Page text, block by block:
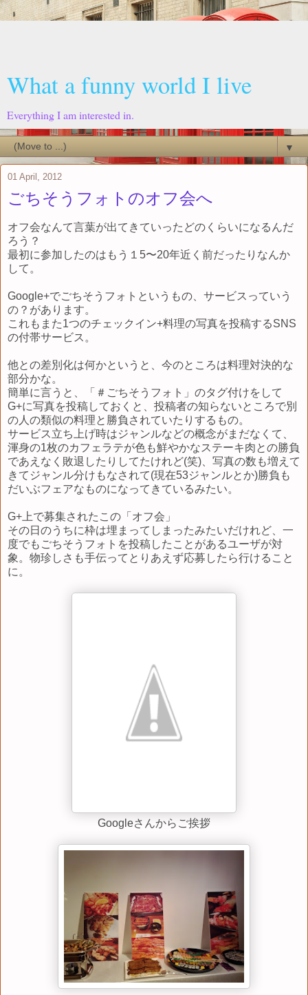
What a funny world I live
Everything I am interested in.
▼
01 April, 2012
ごちそうフォトのオフ会へ
オフ会なんて言葉が出てきていったどのくらいになるんだ
ろう？
最初に参加したのはもう１5〜20年近く前だったりなんか
して。
Google+でごちそうフォトというもの、サービスっていう
の？があります。
これもまた1つのチェックイン+料理の写真を投稿するSNS
の付帯サービス。
他との差別化は何かというと、今のところは料理対決的な
部分かな。
簡単に言うと、「＃ごちそうフォト」のタグ付けをして
G+に写真を投稿しておくと、投稿者の知らないところで別
の人の類似の料理と勝負されていたりするもの。
サービス立ち上げ時はジャンルなどの概念がまだなくて、
渾身の1枚のカフェラテが色も鮮やかなステーキ肉との勝負
であえなく敗退したりしてたけれど(笑)、写真の数も増えて
きてジャンル分けもなされて(現在53ジャンルとか)勝負も
だいぶフェアなものになってきているみたい。
G+上で募集されたこの「オフ会」
その日のうちに枠は埋まってしまったみたいだけれど、一
度でもごちそうフォトを投稿したことがあるユーザが対
象。物珍しさも手伝ってとりあえず応募したら行けること
に。
Googleさんからご挨拶